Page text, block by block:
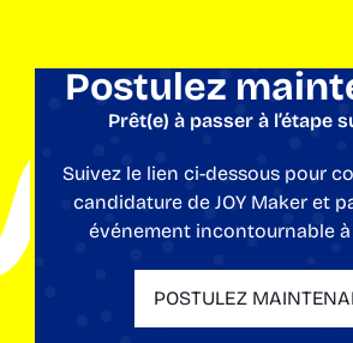
Postulez
Prêt(e) à passer à l’étape
Suivez le lien ci-dessous pour
candidature de JOY Maker et
événement incontournable à
POSTULEZ